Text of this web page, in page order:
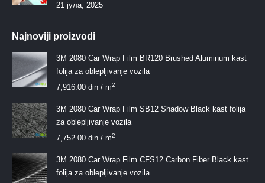
21 јула, 2025
Najnoviji proizvodi
3M 2080 Car Wrap Film BR120 Brushed Aluminum kast
folija za oblepljivanje vozila
7,916.00 din / m2
3M 2080 Car Wrap Film SB12 Shadow Black kast folija
za oblepljivanje vozila
7,752.00 din / m2
3M 2080 Car Wrap Film CFS12 Carbon Fiber Black kast
folija za oblepljivanje vozila